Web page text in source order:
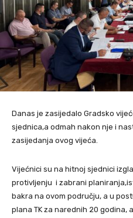
Danas je zasijedalo Gradsko
sjednica,a odmah nakon nje i
zasijedanja ovog vijeća.
Vijećnici su na hitnoj sjednici
protivljenju i zabrani
bakra na ovom području, a u
plana TK za narednih 20 godina,